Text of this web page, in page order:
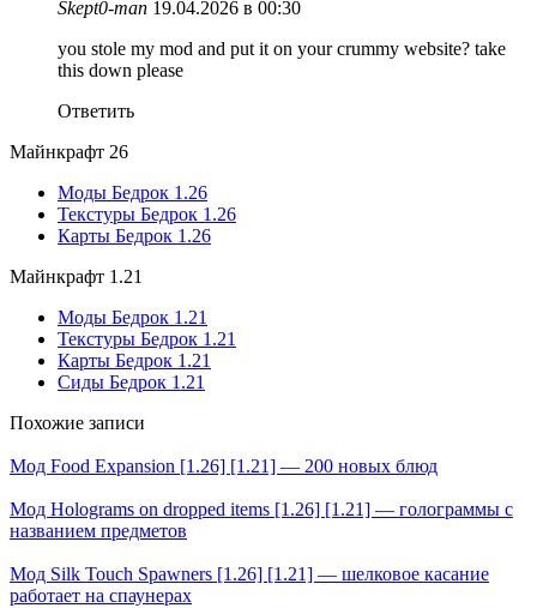
Skept0-man 19.04.2026 в 00:30
you stole my mod and put it on your crummy website? take
this down please
Ответить
Майнкрафт 26
Моды Бедрок 1.26
Текстуры Бедрок 1.26
Карты Бедрок 1.26
Майнкрафт 1.21
Моды Бедрок 1.21
Текстуры Бедрок 1.21
Карты Бедрок 1.21
Сиды Бедрок 1.21
Похожие записи
Мод Food Expansion [1.26] [1.21] — 200 новых блюд
Мод Holograms on dropped items [1.26] [1.21] — голограммы с
названием предметов
Мод Silk Touch Spawners [1.26] [1.21] — шелковое касание
работает на спаунерах